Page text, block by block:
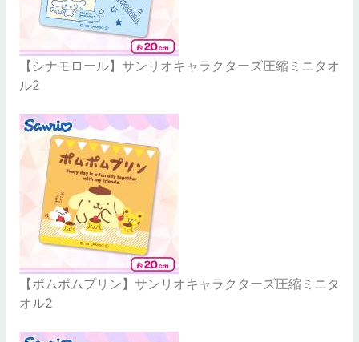
【シナモロール】サンリオキャラクターズ圧縮ミニタオ
ル2
【ポムポムプリン】サンリオキャラクターズ圧縮ミニタ
オル2